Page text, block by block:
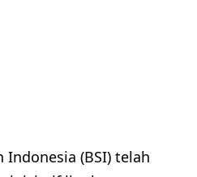
Indonesia (BSI) telah